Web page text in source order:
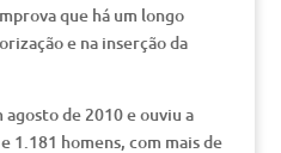
que há um longo
e na inserção da
de 2010 e ouviu a
1.181 homens, com mais de